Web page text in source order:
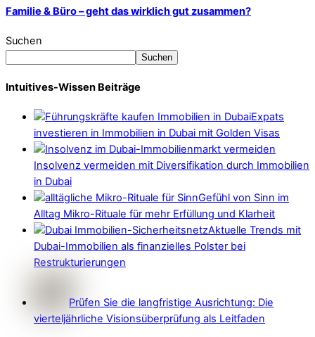
Familie & Büro – geht das wirklich gut zusammen?
Suchen
Suchen
Intuitives-Wissen Beiträge
Expats
investieren in Immobilien in Dubai mit Golden Visas
Insolvenz vermeiden mit Diversifikation durch Immobilien
in Dubai
Gefühl von Sinn im
Alltag Mikro-Rituale für mehr Erfüllung und Klarheit
Aktuelle Trends mit
Dubai-Immobilien als finanzielles Polster bei
Restrukturierungen
Prüfen Sie die langfristige Ausrichtung: Die
vierteljährliche Visionsüberprüfung als Leitfaden